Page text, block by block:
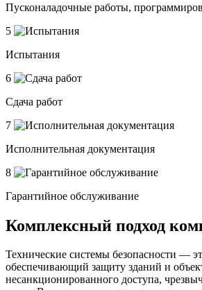
Пусконаладочные работы,
5
Испытания
6
Сдача работ
7
Исполнительная документация
8
Гарантийное обслуживание
Комплексный подход
Технические системы безопасности —
обеспечивающий защиту зданий и
несанкционированного доступа,